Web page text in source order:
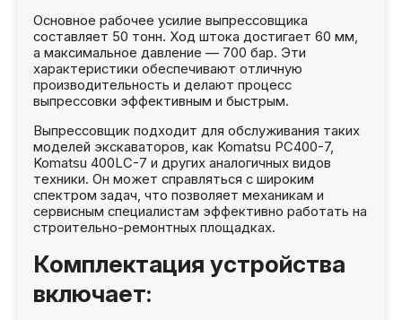
Основное рабочее усилие выпрессовщика
составляет 50 тонн. Ход штока достигает 60 мм,
а максимальное давление — 700 бар. Эти
характеристики обеспечивают отличную
производительность и делают процесс
выпрессовки эффективным и быстрым.
Выпрессовщик подходит для обслуживания таких
моделей экскаваторов, как Komatsu PC400-7,
Komatsu 400LC-7 и других аналогичных видов
техники. Он может справляться с широким
спектром задач, что позволяет механикам и
сервисным специалистам эффективно работать на
строительно-ремонтных площадках.
Комплектация устройства
включает: